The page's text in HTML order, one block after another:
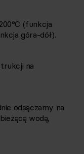
(funkcja
góra-dół).
na
odsączamy na
wodą,